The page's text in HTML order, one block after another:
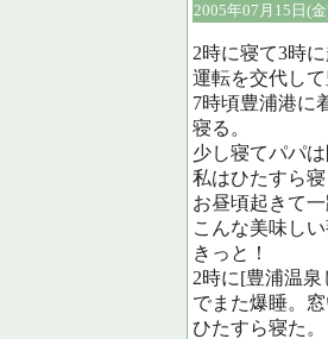
2005年07月15日(
2時に寝て3時
運転を交代して
7時頃豊浦港に
寝る。
少し寝てパパ
私はひたすら
お昼頃起きて
こんな美味し
きっと！
2時に[豊浦温
でまた爆睡。
ひたすら寝た。